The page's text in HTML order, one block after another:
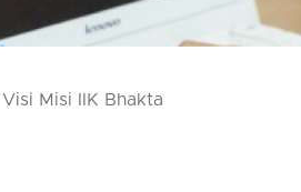
Visi Misi IIK Bhakta